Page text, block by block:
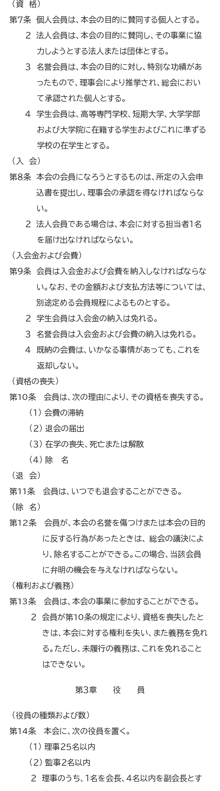
（資 格）
第７条 個人会員は、本会の目的に賛同する個人とする。
２ 法人会員は、本会の目的に賛同し、その事業に協
力しようとする法人または団体とする。
３ 名誉会員は、本会の目的に対し、特別な功績があ
ったもので、理事会により推挙され、総会におい
て承認された個人とする。
４ 学生会員は、高等専門学校、短期大学、大学学部
および大学院に在籍する学生およびこれに準ずる
学校の在学生とする。
（入 会）
第８条 本会の会員になろうとするものは、所定の入会申
込書を提出し、理事会の承認を得なければならな
い。
２ 法人会員である場合は、本会に対する担当者１名
を届け出なければならない。
（入会金および会費）
第９条 会員は入会金および会費を納入しなければならな
い。なお、その金額および支払方法等については、
別途定める会員規程によるものとする。
２ 学生会員は入会金の納入は免れる。
３ 名誉会員は入会金および会費の納入は免れる。
４ 既納の会費は、いかなる事情があっても、これを
返却しない。
（資格の喪失）
第10条 会員は、次の理由により、その資格を喪失する。
（１） 会費の滞納
（２） 退会の届出
（３） 在学の喪失、死亡または解散
（４） 除 名
（退 会）
第11条 会員は、いつでも退会することができる。
（除 名）
第12条 会員が、本会の名誉を傷つけまたは本会の目的
に反する行為があったときは、 総会の議決によ
り、除名することができる。この場合、当該会員
に弁明の機会を与えなければならない。
（権利および義務）
第13条 会員は、本会の事業に参加することができる。
２ 会員が第10条の規定により、資格を喪失したと
きは、本会に対する権利を失い、また義務を免れ
る。ただし、未履行の義務は、これを免れること
はできない。
第３章 役 員
（役員の種類および数）
第14条 本会に、次の役員を置く。
（１） 理事２５名以内
（２） 監事２名以内
２ 理事のうち、１名を会長、４名以内を副会長とす